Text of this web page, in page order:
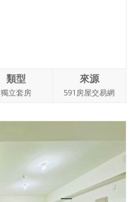
類型
獨立套房
來源
591房屋交易網